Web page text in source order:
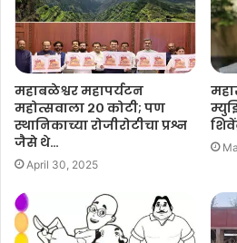
महाबळेश्वर महापर्यटन
महोत्सवाला २० कोटी; पण
स्थानिकाच्या रोजीरोटीचा प्रश्न
जैसे थे…
April 30, 2025